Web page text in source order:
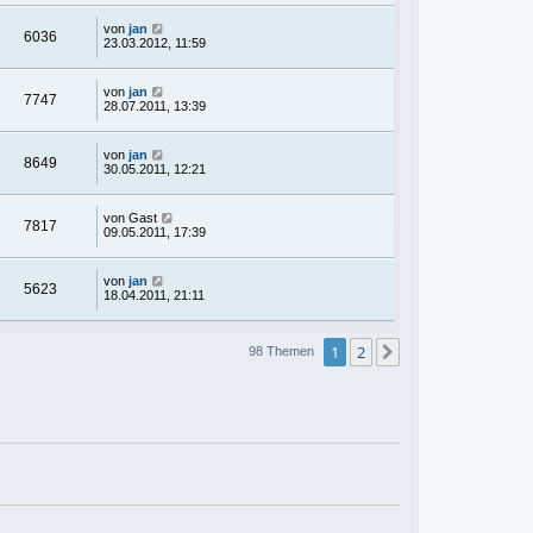
6036 von jan
23.03.2012, 11:59
7747 von jan
28.07.2011, 13:39
8649 von jan
30.05.2011, 12:21
7817 von Gast
09.05.2011, 17:39
5623 von jan
18.04.2011, 21:11
98 Themen 1 2